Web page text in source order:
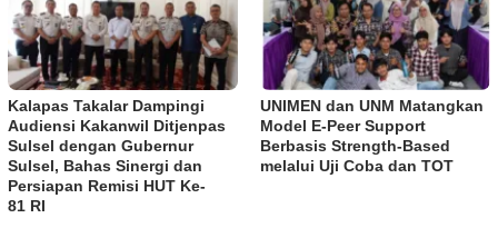
Kalapas Takalar Dampingi
Audiensi Kakanwil Ditjenpas
Sulsel dengan Gubernur
Sulsel, Bahas Sinergi dan
Persiapan Remisi HUT Ke-
81 RI
UNIMEN dan UNM Matangkan
Model E-Peer Support
Berbasis Strength-Based
melalui Uji Coba dan TOT